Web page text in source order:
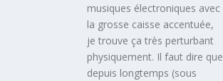
musiques électroniques avec
la grosse caisse accentuée,
je trouve ça très perturbant
physiquement. Il faut dire que
depuis longtemps (sous